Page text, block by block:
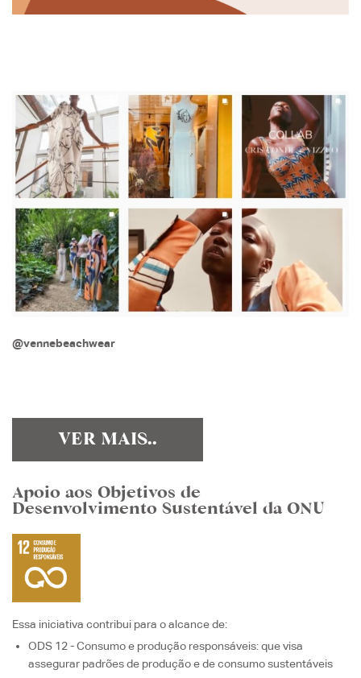
@vennebeachwear
VER MAIS..
Apoio aos Objetivos de
Desenvolvimento Sustentável da ONU
Essa iniciativa contribui para o alcance de:
ODS 12 - Consumo e produção responsáveis: que visa
assegurar padrões de produção e de consumo sustentáveis